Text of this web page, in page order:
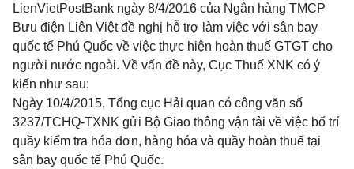
LienVietPostBank ngày 8/4/2016 của Ngân hàng TMCP
Bưu điện Liên Việt đề nghị hỗ trợ làm việc với sân bay
quốc tế Phú Quốc về việc thực hiện hoàn thuế GTGT cho
người nước ngoài. Về vấn đề này, Cục Thuế XNK có ý
kiến như sau:
Ngày 10/4/2015, Tổng cục Hải quan có công văn số
3237/TCHQ-TXNK gửi Bộ Giao thông vận tải về việc bố trí
quầy kiểm tra hóa đơn, hàng hóa và quầy hoàn thuế tại
sân bay quốc tế Phú Quốc.